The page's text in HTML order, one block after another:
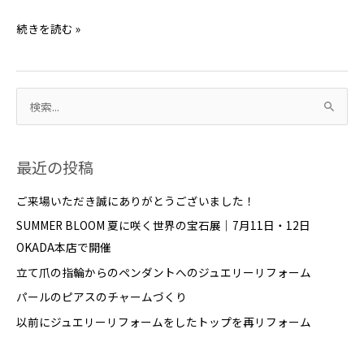
始
り
ま
す
ジ
エ
ー
＆
ウ
ォ
ッ
OKADA
続きを読む »
索
象
最近の投稿
ご来場いただき誠にありがとうございました！
SUMMER BLOOM 夏に咲く世界の宝石展｜7月11日・12日
OKADA本店で開催
立て爪の指輪からのペンダントへのジュエリーリフォーム
パールのピアスのチャームづくり
以前にジュエリーリフォームをしたトップを再リフォーム